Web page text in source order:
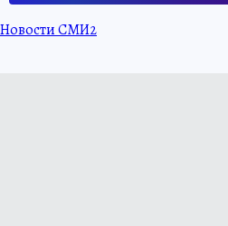
Новости СМИ2